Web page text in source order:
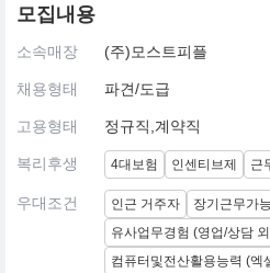
모집내용
소속매장 (주)모스트피플
채용형태 파견/도급
고용형태 정규직,계약직
복리후생 4대보험 인센티브제 근
우대조건 인근 거주자 장기근무가능
유사업무경험 (영업/상담
컴퓨터및전산활용능력 (엑